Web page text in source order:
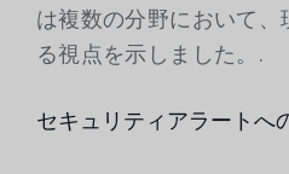
は複数の分野において
る視点を示しました。.
セキュリティアラートへ